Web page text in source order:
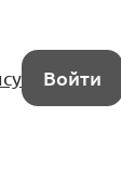
Войти